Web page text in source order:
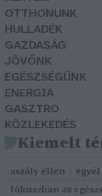
OTTHONUNK
HULLADÉK
GAZDASÁG
JÖVŐNK
EGÉSZSÉGÜNK
ENERGIA
GASZTRO
KÖZLEKEDÉS
Kiemelt
aszály ellen
fókuszban az